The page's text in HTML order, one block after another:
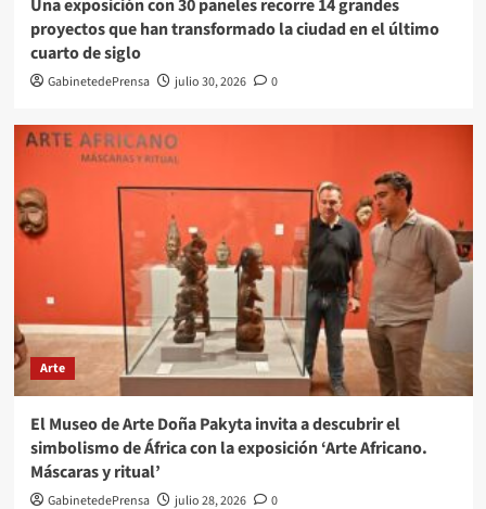
Una exposición con 30 paneles recorre 14 grandes
proyectos que han transformado la ciudad en el último
cuarto de siglo
GabinetedePrensa julio 30, 2026 0
Arte
El Museo de Arte Doña Pakyta invita a descubrir el
simbolismo de África con la exposición ‘Arte Africano.
Máscaras y ritual’
GabinetedePrensa julio 28, 2026 0